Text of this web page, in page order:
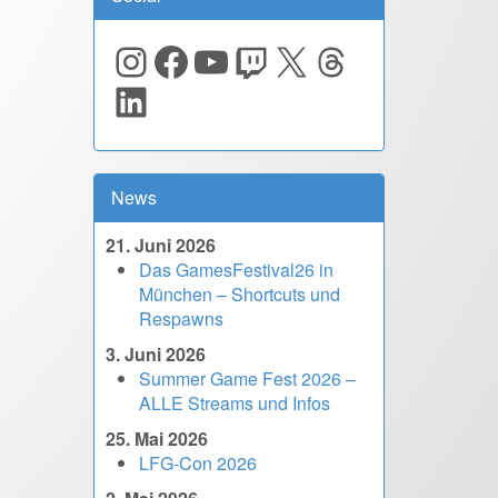
Instagram
Facebook
YouTube
Twitch
X Threads
LinkedIn
News
21. Juni 2026
Das GamesFestival26 in
München – Shortcuts und
Respawns
3. Juni 2026
Summer Game Fest 2026 –
ALLE Streams und Infos
25. Mai 2026
LFG-Con 2026